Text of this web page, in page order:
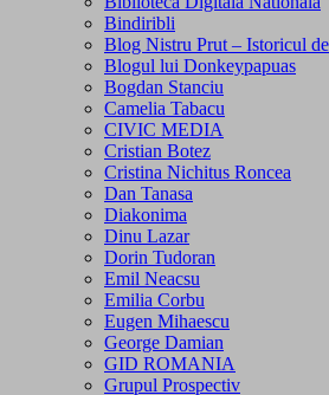
Bindiribli
Blog Nistru Prut – Istoricul
Blogul lui Donkeypapuas
Bogdan Stanciu
Camelia Tabacu
CIVIC MEDIA
Cristian Botez
Cristina Nichitus Roncea
Dan Tanasa
Diakonima
Dinu Lazar
Dorin Tudoran
Emil Neacsu
Emilia Corbu
Eugen Mihaescu
George Damian
GID ROMANIA
Grupul Prospectiv